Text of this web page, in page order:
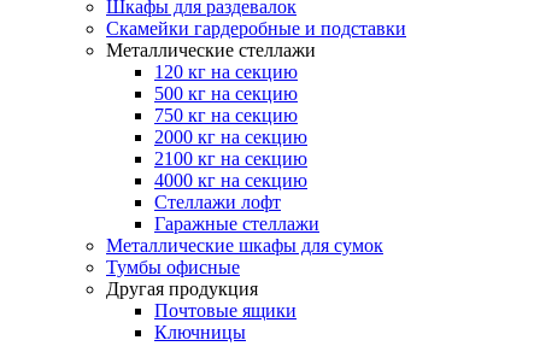
Шкафы для раздевалок
Скамейки гардеробные и подставки
Металлические стеллажи
120 кг на секцию
500 кг на секцию
750 кг на секцию
2000 кг на секцию
2100 кг на секцию
4000 кг на секцию
Стеллажи лофт
Гаражные стеллажи
Металлические шкафы для сумок
Тумбы офисные
Другая продукция
Почтовые ящики
Ключницы